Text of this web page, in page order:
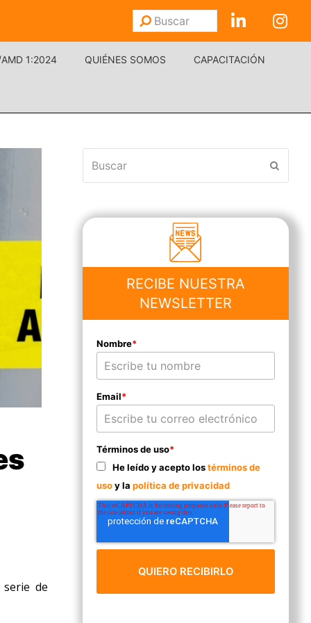
Buscar
1:2024 QUIÉNES SOMOS CAPACITACIÓN
de
RECIBE NUESTRA
NEWSLETTER
Nombre*
Email*
Términos de uso*
He leído y acepto lostérminos de
usoy la política de privacidad